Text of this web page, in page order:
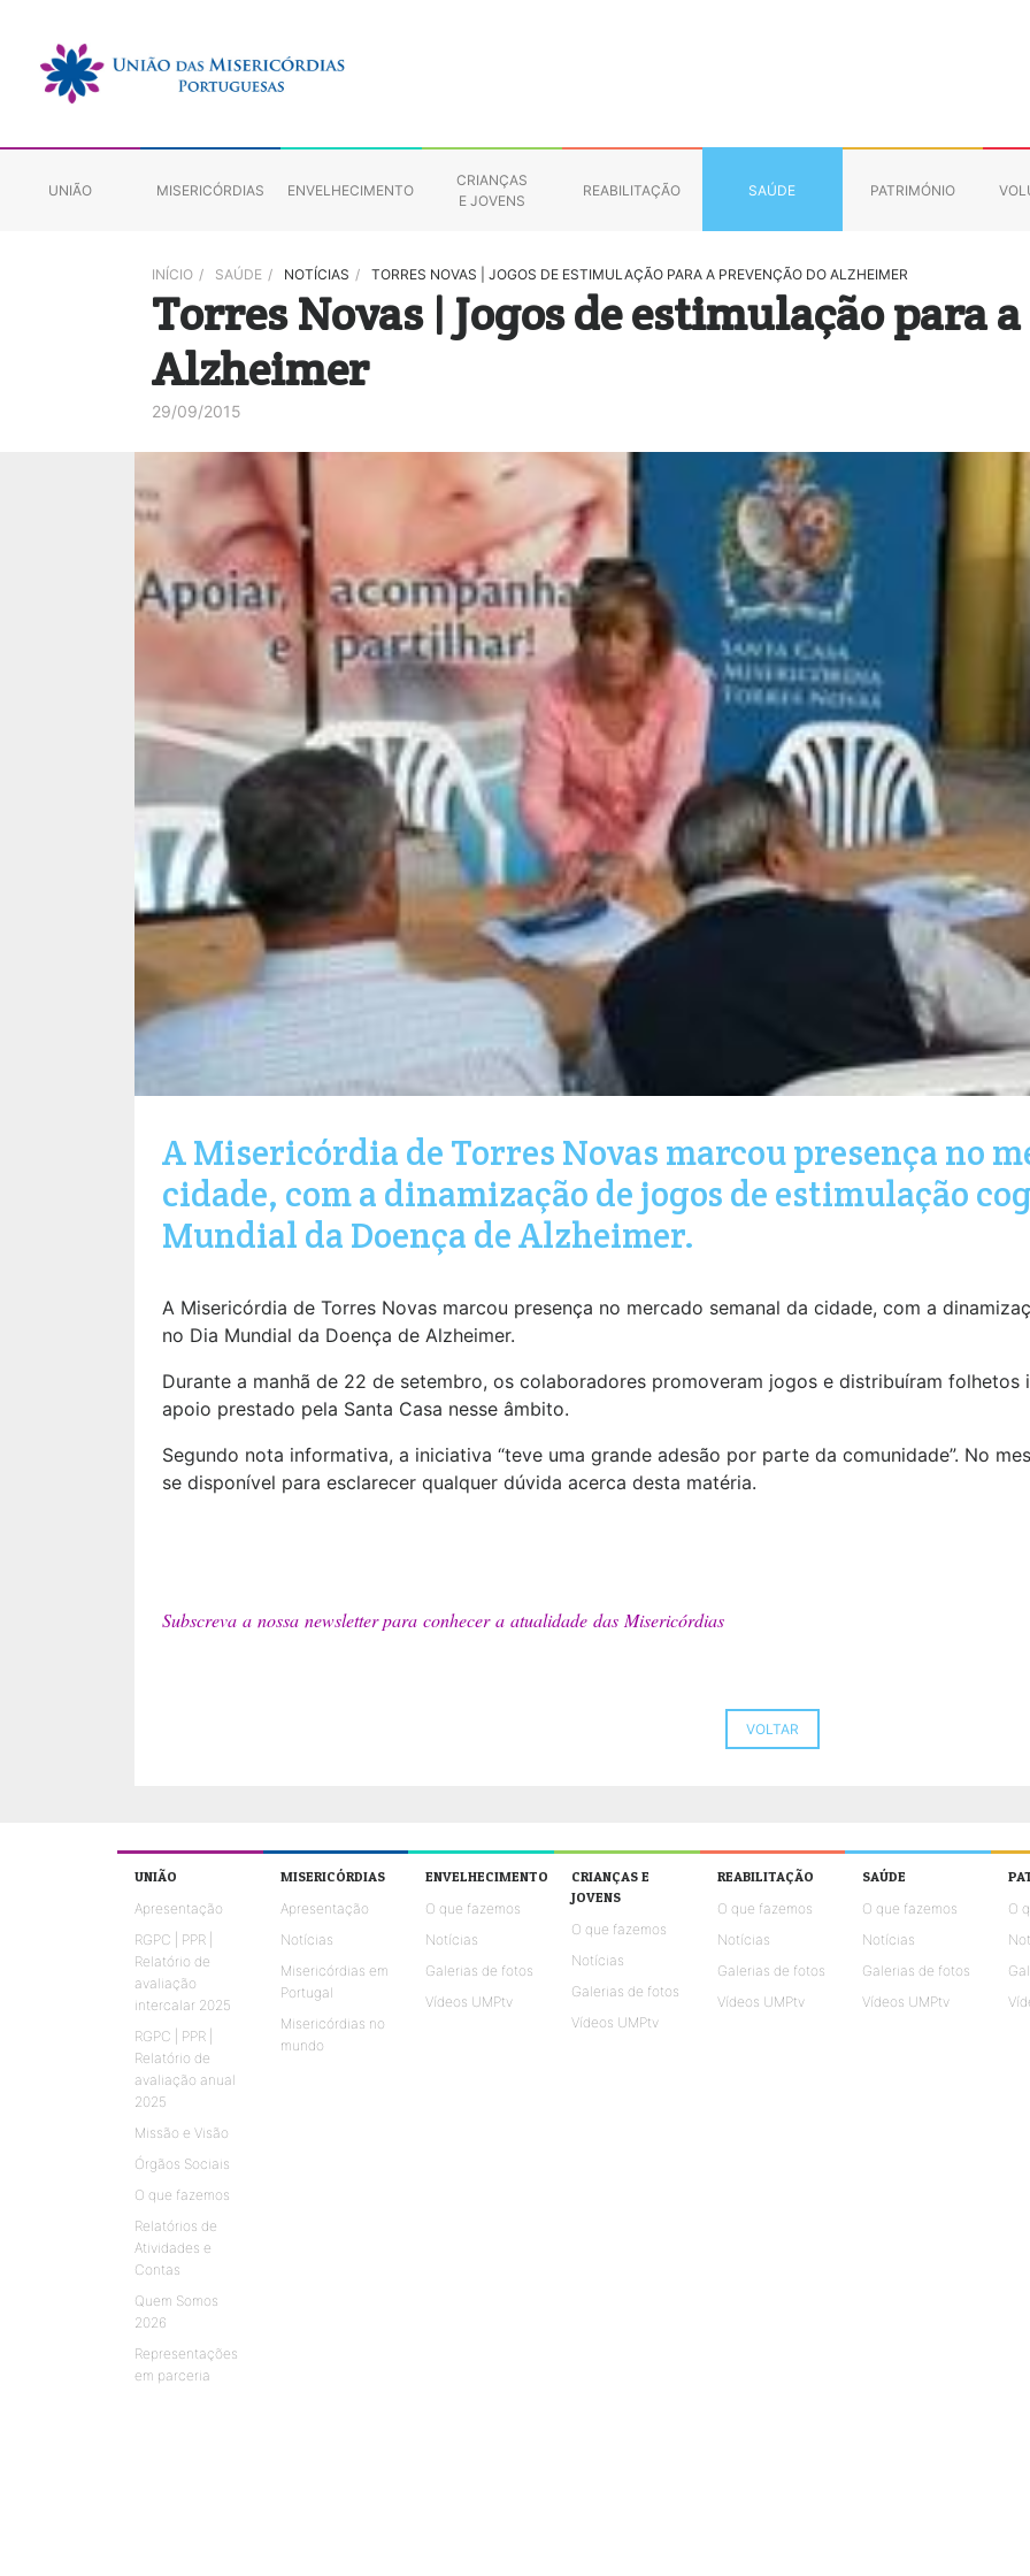
UNIÃO MISERICÓRDIAS ENVELHECIMENTO
CRIANÇAS
E JOVENS
REABILITAÇÃO SAÚDE PATRIMÓNIO
INÍCIO / SAÚDE / NOTÍCIAS / TORRES NOVAS | JOGOS DE ESTIMULAÇÃO PARA A PREVENÇÃO DO ALZHEIMER
Torres Novas | Jogos de estimulação para
Alzheimer
29/09/2015
A Misericórdia de Torres Novas marcou presença no
cidade, com a dinamização de jogos de estimulação
Mundial da Doença de Alzheimer.
A Misericórdia de Torres Novas marcou presença no mercado semanal da cidade, com a
no Dia Mundial da Doença de Alzheimer.
Durante a manhã de 22 de setembro, os colaboradores promoveram jogos e distribuíram folhetos
apoio prestado pela Santa Casa nesse âmbito.
Segundo nota informativa, a iniciativa “teve uma grande adesão por parte da comunidade”. No
se disponível para esclarecer qualquer dúvida acerca desta matéria.
Subscreva a nossa newsletter para conhecer a atualidade das Misericórdias
VOLTAR
UNIÃO
Apresentação
RGPC | PPR |
Relatório de
avaliação
intercalar 2025
RGPC | PPR |
Relatório de
avaliação anual
2025
Missão e Visão
Órgãos Sociais
O que fazemos
Relatórios de
Atividades e
Contas
Quem Somos
2026
Representações
em parceria
MISERICÓRDIAS
Apresentação
Notícias
Misericórdias em
Portugal
Misericórdias no
mundo
ENVELHECIMENTO
O que fazemos
Notícias
Galerias de fotos
Vídeos UMPtv
CRIANÇAS E
JOVENS
O que fazemos
Notícias
Galerias de fotos
Vídeos UMPtv
REABILITAÇÃO
O que fazemos
Notícias
Galerias de fotos
Vídeos UMPtv
SAÚDE
O que fazemos
Notícias
Galerias de fotos
Vídeos UMPtv
O